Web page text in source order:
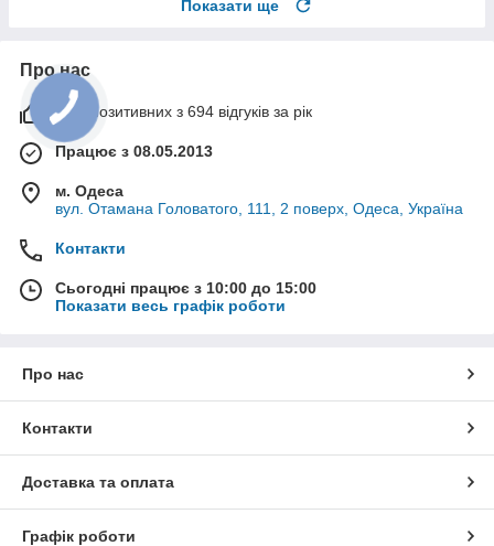
Показати ще
Про нас
99% позитивних з 694 відгуків за рік
Працює з 08.05.2013
м. Одеса
вул. Отамана Головатого, 111, 2 поверх, Одеса, Україна
Контакти
Сьогодні працює з 10:00 до 15:00
Показати весь графік роботи
Про нас
Контакти
Доставка та оплата
Графік роботи